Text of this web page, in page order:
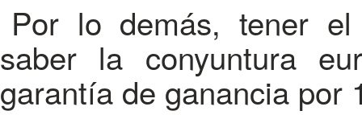
Por lo demás, tener
saber la conyuntura
garantía de ganancia por